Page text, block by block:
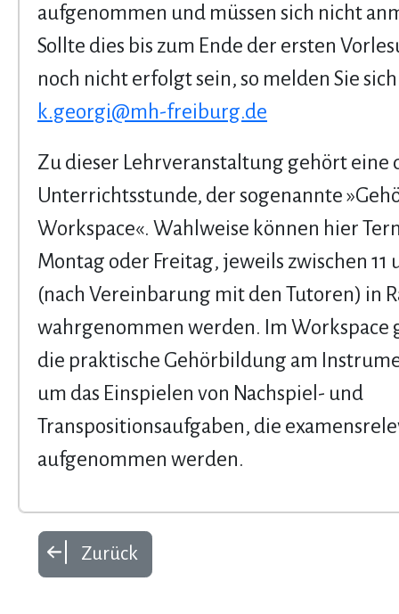
aufgenommen und müssen sich nicht
Sollte dies bis zum Ende der ersten
noch nicht erfolgt sein, so melden Sie
k.georgi@mh-freiburg.de
Zu dieser Lehrveranstaltung gehört eine
Unterrichtsstunde, der sogenannte
Workspace«. Wahlweise können hier
Montag oder Freitag, jeweils zwischen 11
(nach Vereinbarung mit den Tutoren) in
wahrgenommen werden. Im Workspace
die praktische Gehörbildung am
um das Einspielen von Nachspiel- und
Transpositionsaufgaben, die
aufgenommen werden.